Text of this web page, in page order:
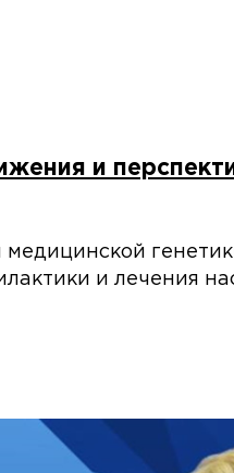
и
медицинской
и лечения